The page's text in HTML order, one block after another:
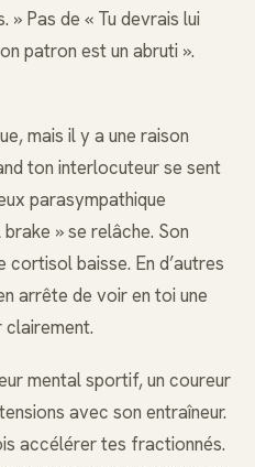
Pas de « Tu devrais lui
patron est un abruti ».
mais il y a une raison
ton interlocuteur se sent
parasympathique
» se relâche. Son
baisse. En d’autres
arrête de voir en toi une
clairement.
mental sportif, un coureur
avec son entraîneur.
accélérer tes fractionnés.